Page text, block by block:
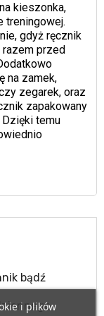
kieszonka,
treningowej.
gdyż ręcznik
razem przed
na zamek,
zegarek, oraz
zapakowany
temu
bądź
i plików